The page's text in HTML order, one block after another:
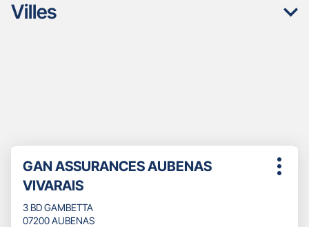
Villes
sur
touche
ENTRÉE
pour
Point
de
vente
:
GAN ASSURANCES AUBENAS
VIVARAIS
3 BD GAMBETTA
07200 AUBENAS
Plus